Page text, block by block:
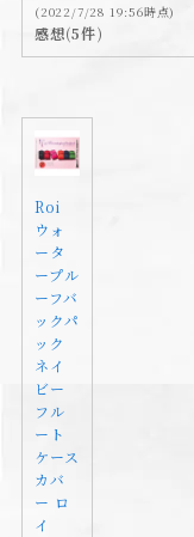
(2022/7/28 19:56時点)
感想(5件)
Roi
ウォ
ータ
ープル
ーフバ
ックパ
ック
ネイ
ビー
フル
ート
ケース
カバ
ー ロ
イ